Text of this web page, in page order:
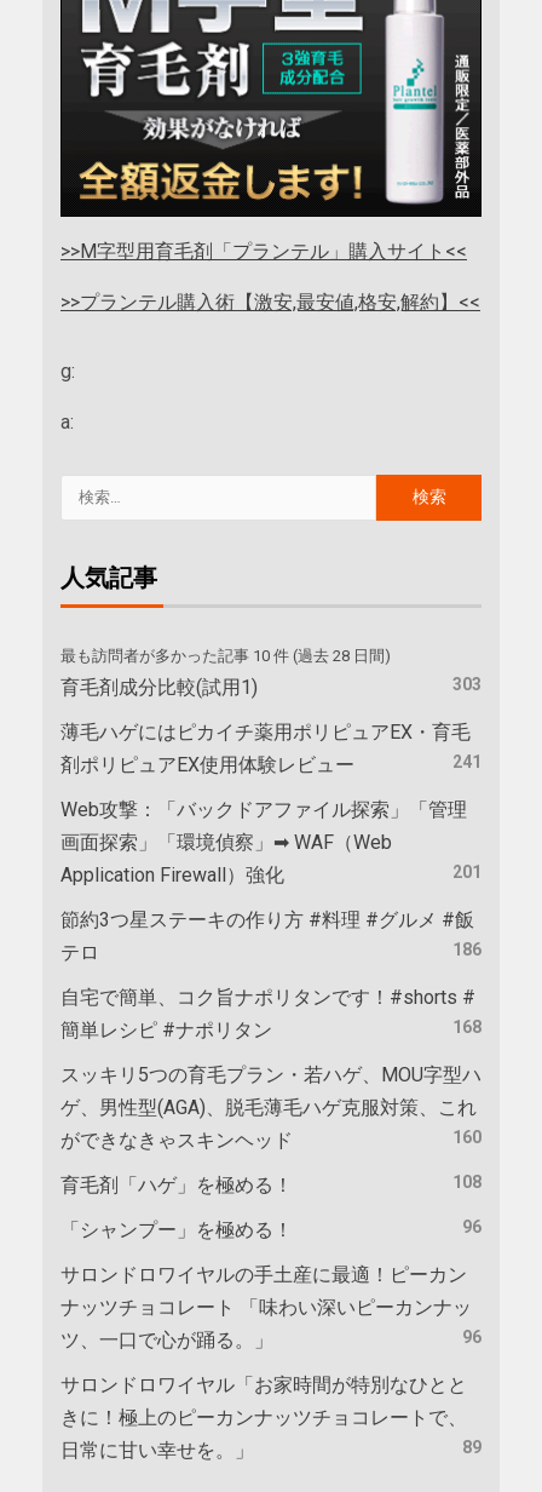
>>M字型用育毛剤「プランテル」購入サイト<<
>>プランテル購入術【激安,最安値,格安,解約】<<
g:
a:
人気記事
最も訪問者が多かった記事 10 件 (過去 28 日間)
育毛剤成分比較(試用1) 303
薄毛ハゲにはピカイチ薬用ポリピュアEX・育毛
剤ポリピュアEX使用体験レビュー
241
Web攻撃：「バックドアファイル探索」「管理
画面探索」「環境偵察」➡ WAF（Web
Application Firewall）強化
201
節約3つ星ステーキの作り方 #料理 #グルメ #飯
テロ
186
自宅で簡単、コク旨ナポリタンです！#shorts #
簡単レシピ #ナポリタン
168
スッキリ5つの育毛プラン・若ハゲ、MOU字型ハ
ゲ、男性型(AGA)、脱毛薄毛ハゲ克服対策、これ
ができなきゃスキンヘッド
160
育毛剤「ハゲ」を極める！ 108
「シャンプー」を極める！ 96
サロンドロワイヤルの手土産に最適！ピーカン
ナッツチョコレート 「味わい深いピーカンナッ
ツ、一口で心が踊る。」
96
サロンドロワイヤル「お家時間が特別なひとと
きに！極上のピーカンナッツチョコレートで、
日常に甘い幸せを。」
89